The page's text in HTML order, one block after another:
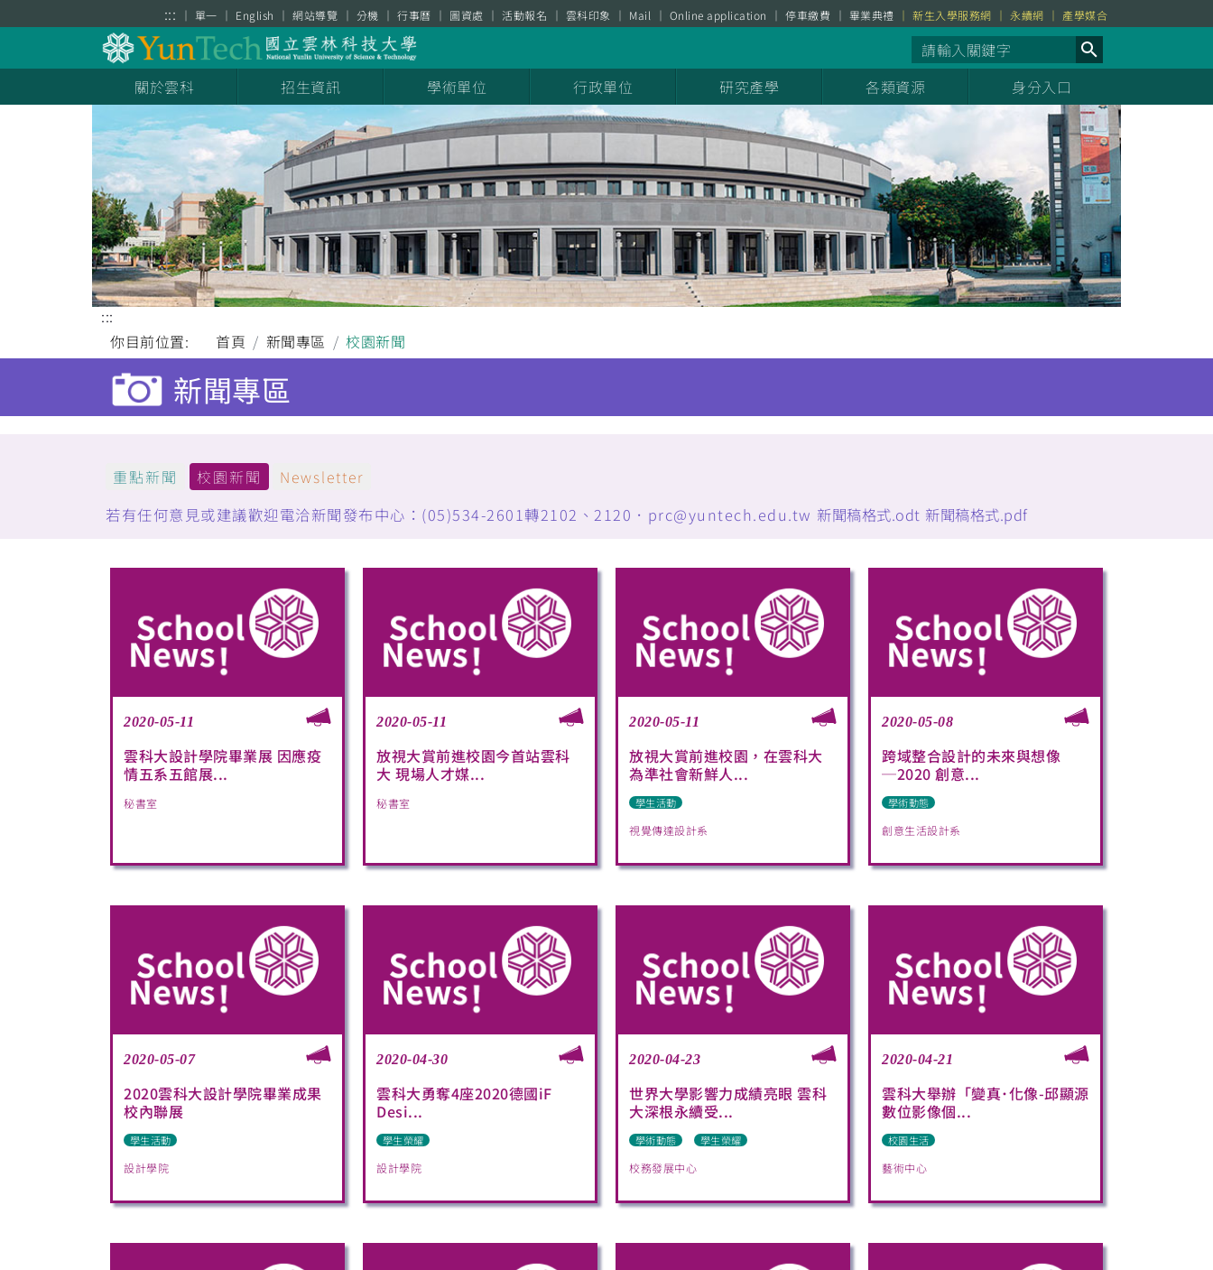
::: 單一 English 網站導覽 分機 行事曆 圖資處 活動報名 雲科印象 Mail Online application 停車繳費 畢業典禮 新生入學服務網 永續網 產學媒合
關於雲科 招生資訊 學術單位 行政單位 研究產學 各類資源 身分入口
:::
你目前位置:
首頁 新聞專區 校園新聞
新聞專區
重點新聞 校園新聞
Newsletter
若有任何意見或建議歡迎電洽新聞發布中心：(05)534-2601轉2102、2120．prc@yuntech.edu.tw 新聞稿格式.odt 新聞稿格式.pdf
2020-05-11
雲科大設計學院畢業展 因應疫
情五系五館展...
秘書室
2020-05-11
放視大賞前進校園今首站雲科
大 現場人才媒...
秘書室
2020-05-11
放視大賞前進校園，在雲科大
為準社會新鮮人...
學生活動
視覺傳達設計系
2020-05-08
跨域整合設計的未來與想像
─2020 創意...
學術動態
創意生活設計系
2020-05-07
2020雲科大設計學院畢業成果
校內聯展
學生活動
設計學院
2020-04-30
雲科大勇奪4座2020德國iF
Desi...
學生榮耀
設計學院
2020-04-23
世界大學影響力成績亮眼 雲科
大深根永續受...
學術動態 學生榮耀
校務發展中心
2020-04-21
雲科大舉辦「變真･化像-邱顯源
數位影像個...
校園生活
藝術中心